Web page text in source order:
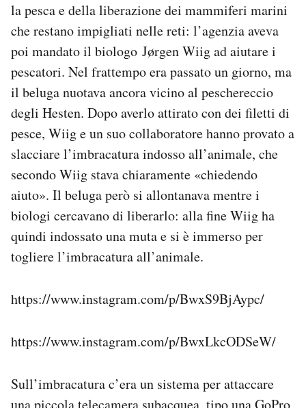
la pesca e della liberazione dei mammiferi marini
che restano impigliati nelle reti: l’agenzia aveva
poi mandato il biologo Jørgen Wiig ad aiutare i
pescatori. Nel frattempo era passato un giorno, ma
il beluga nuotava ancora vicino al peschereccio
degli Hesten. Dopo averlo attirato con dei filetti di
pesce, Wiig e un suo collaboratore hanno provato a
slacciare l’imbracatura indosso all’animale, che
secondo Wiig stava chiaramente «chiedendo
aiuto». Il beluga però si allontanava mentre i
biologi cercavano di liberarlo: alla fine Wiig ha
quindi indossato una muta e si è immerso per
togliere l’imbracatura all’animale.
https://www.instagram.com/p/BwxS9BjAypc/
https://www.instagram.com/p/BwxLkcODSeW/
Sull’imbracatura c’era un sistema per attaccare